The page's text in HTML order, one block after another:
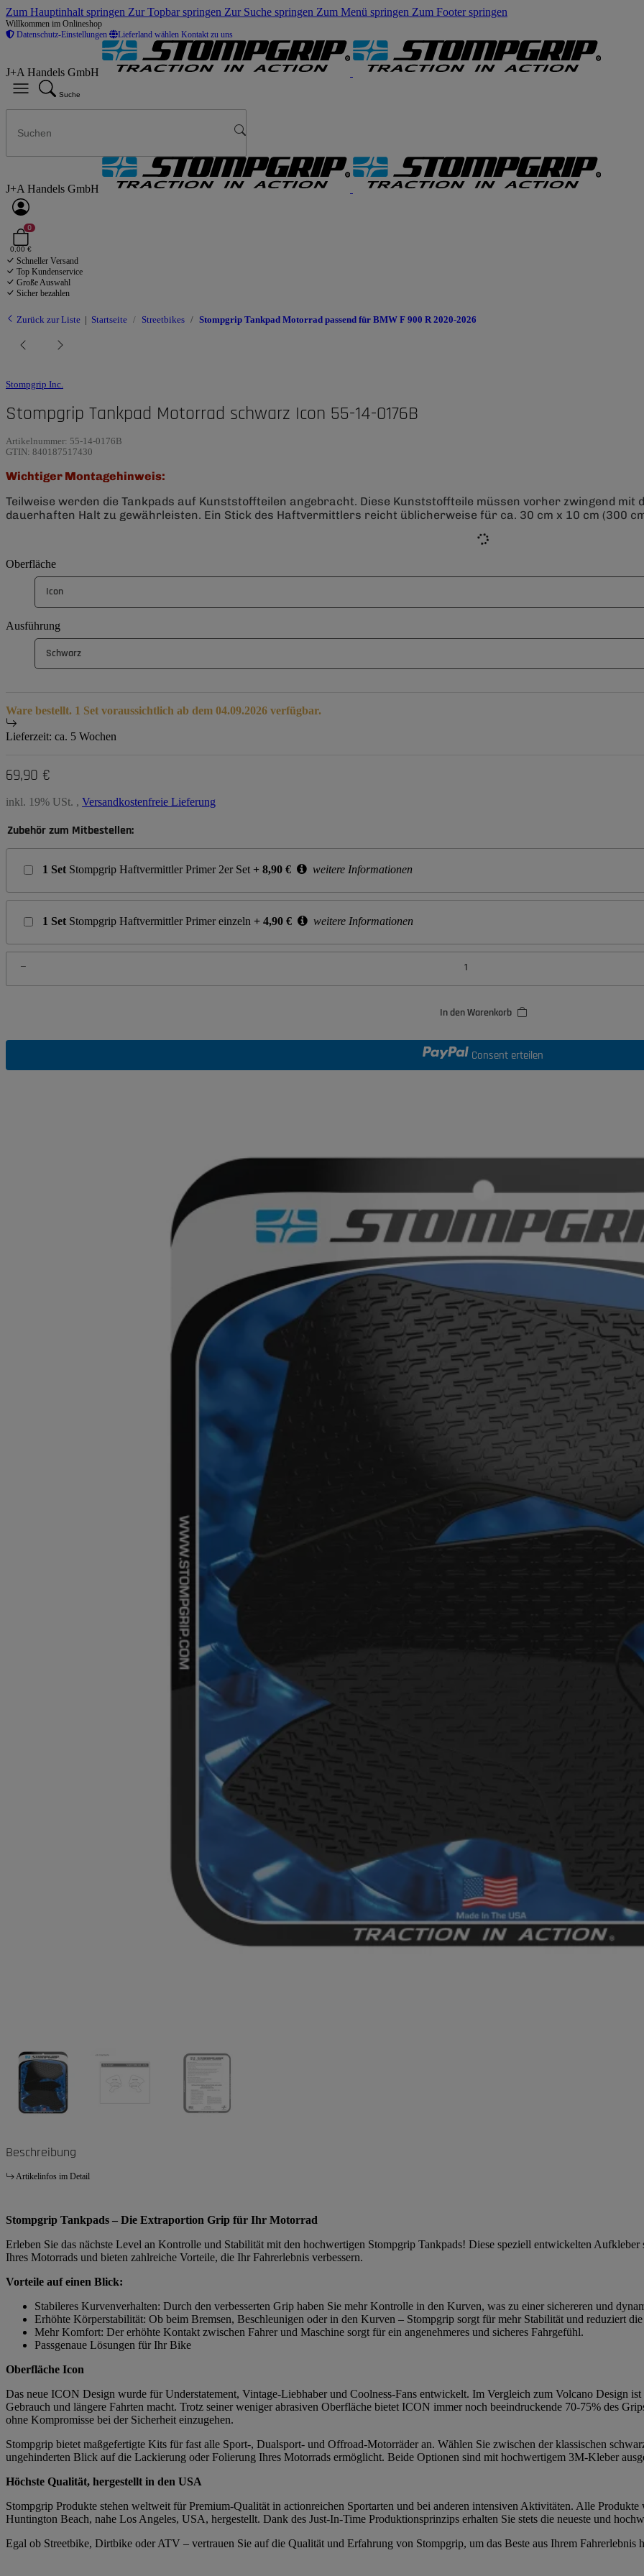
Zum Hauptinhalt springen Zur Topbar springen Zur Suche springen Zum Menü springen Zum Footer springen
Willkommen im Onlineshop
Datenschutz-Einstellungen
Lieferland wählen Kontakt zu uns
J+A Handels GmbH
Suche
J+A Handels GmbH
0
0,00 €
Schneller Versand
Top Kundenservice
Große Auswahl
Sicher bezahlen
Zurück zur Liste Startseite Streetbikes Stompgrip Tankpad Motorrad passend für BMW F 900 R 2020-2026
Stompgrip Inc.
Stompgrip Tankpad Motorrad schwarz Icon 55-14-0176B
Artikelnummer: 55-14-0176B
GTIN: 840187517430
Wichtiger Montagehinweis:
Teilweise werden die Tankpads auf Kunststoffteilen angebracht. Diese Kunststoffteile müssen vorher zwingend
dauerhaften Halt zu gewährleisten. Ein Stick des Haftvermittlers reicht üblicherweise für ca. 30 cm x 10 cm (300
Oberfläche
Icon
Ausführung
Schwarz
Ware bestellt. 1 Set voraussichtlich ab dem 04.09.2026 verfügbar.
Lieferzeit: ca. 5 Wochen
69,90 €
inkl. 19% USt. , Versandkostenfreie Lieferung
Zubehör zum Mitbestellen:
1 Set Stompgrip Haftvermittler Primer 2er Set + 8,90 € weitere Informationen
1 Set Stompgrip Haftvermittler Primer einzeln + 4,90 € weitere Informationen
In den Warenkorb
Consent erteilen
Beschreibung
Artikelinfos im Detail
Stompgrip Tankpads – Die Extraportion Grip für Ihr Motorrad
Erleben Sie das nächste Level an Kontrolle und Stabilität mit den hochwertigen Stompgrip Tankpads! Diese speziell entwickelten
Ihres Motorrads und bieten zahlreiche Vorteile, die Ihr Fahrerlebnis verbessern.
Vorteile auf einen Blick:
Stabileres Kurvenverhalten: Durch den verbesserten Grip haben Sie mehr Kontrolle in den Kurven, was zu einer sichereren und
Erhöhte Körperstabilität: Ob beim Bremsen, Beschleunigen oder in den Kurven – Stompgrip sorgt für mehr Stabilität und reduziert
Mehr Komfort: Der erhöhte Kontakt zwischen Fahrer und Maschine sorgt für ein angenehmeres und sicheres Fahrgefühl.
Passgenaue Lösungen für Ihr Bike
Oberfläche Icon
Das neue ICON Design wurde für Understatement, Vintage-Liebhaber und Coolness-Fans entwickelt. Im Vergleich zum Volcano Design
Gebrauch und längere Fahrten macht. Trotz seiner weniger abrasiven Oberfläche bietet ICON immer noch beeindruckende 70-75% des
ohne Kompromisse bei der Sicherheit einzugehen.
Stompgrip bietet maßgefertigte Kits für fast alle Sport-, Dualsport- und Offroad-Motorräder an. Wählen Sie zwischen der klassischen
ungehinderten Blick auf die Lackierung oder Folierung Ihres Motorrads ermöglicht. Beide Optionen sind mit hochwertigem 3M-Kleber
Höchste Qualität, hergestellt in den USA
Stompgrip Produkte stehen weltweit für Premium-Qualität in actionreichen Sportarten und bei anderen intensiven Aktivitäten. Alle
Huntington Beach, nahe Los Angeles, USA, hergestellt. Dank des Just-In-Time Produktionsprinzips erhalten Sie stets die neueste und
Egal ob Streetbike, Dirtbike oder ATV – vertrauen Sie auf die Qualität und Erfahrung von Stompgrip, um das Beste aus Ihrem Fahrerlebnis